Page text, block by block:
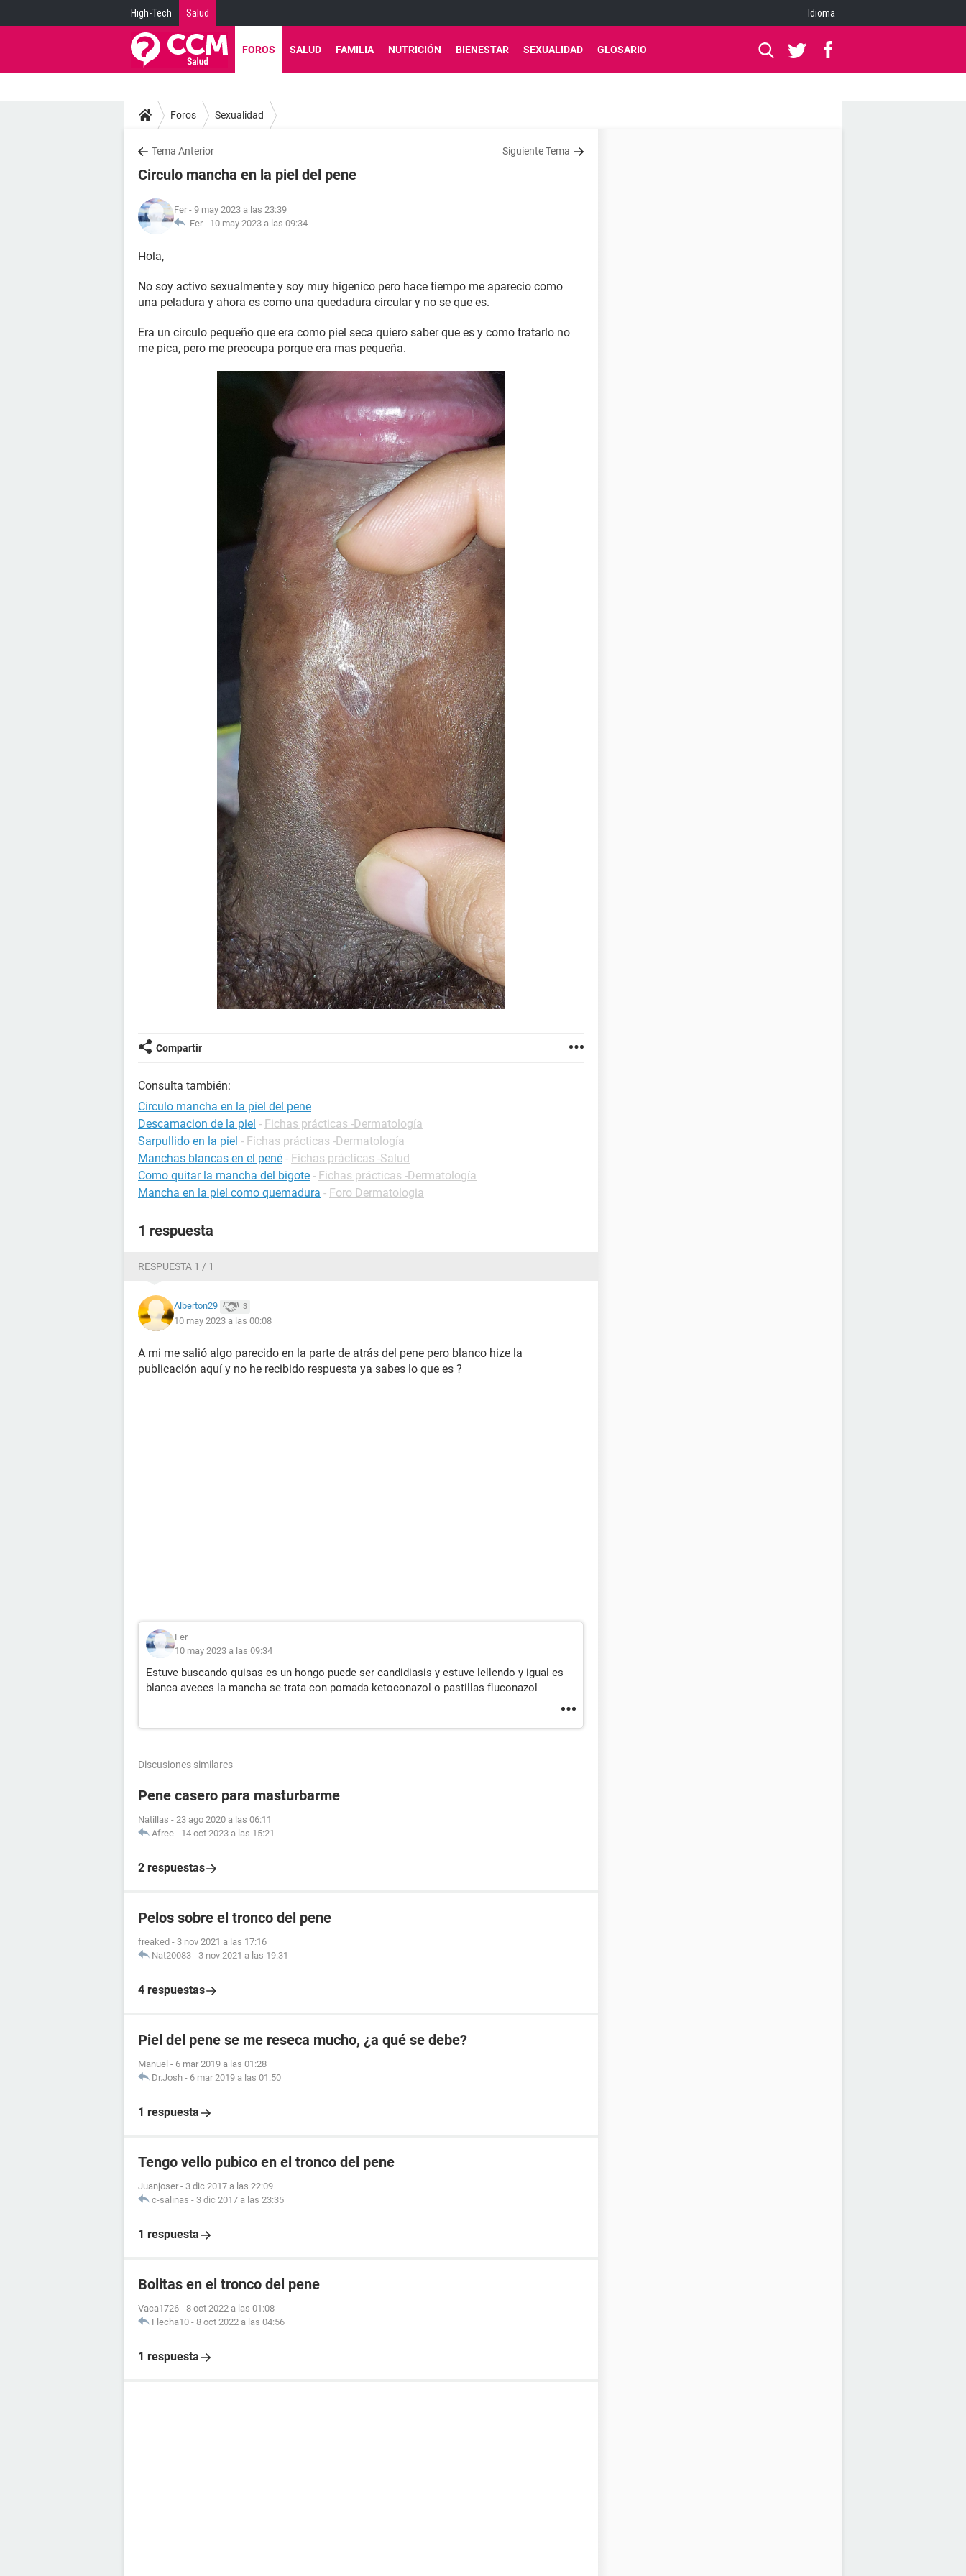
High-Tech Salud Idioma
FOROS SALUD FAMILIA NUTRICIÓN BIENESTAR SEXUALIDAD GLOSARIO
Foros Sexualidad
Tema Anterior Siguiente Tema
Circulo mancha en la piel del pene
Fer - 9 may 2023 a las 23:39
Fer - 10 may 2023 a las 09:34
Hola,
No soy activo sexualmente y soy muy higenico pero hace tiempo me aparecio como
una peladura y ahora es como una quedadura circular y no se que es.
Era un circulo pequeño que era como piel seca quiero saber que es y como tratarlo no
me pica, pero me preocupa porque era mas pequeña.
Compartir
Consulta también:
Circulo mancha en la piel del pene
Descamacion de la piel - Fichas prácticas -Dermatología
Sarpullido en la piel - Fichas prácticas -Dermatología
Manchas blancas en el pené - Fichas prácticas -Salud
Como quitar la mancha del bigote - Fichas prácticas -Dermatología
Mancha en la piel como quemadura - Foro Dermatologia
1 respuesta
RESPUESTA 1 / 1
Alberton29 3
10 may 2023 a las 00:08
A mi me salió algo parecido en la parte de atrás del pene pero blanco hize la
publicación aquí y no he recibido respuesta ya sabes lo que es ?
Fer
10 may 2023 a las 09:34
Estuve buscando quisas es un hongo puede ser candidiasis y estuve lellendo y igual es
blanca aveces la mancha se trata con pomada ketoconazol o pastillas fluconazol
Discusiones similares
Pene casero para masturbarme
Natillas - 23 ago 2020 a las 06:11
Afree - 14 oct 2023 a las 15:21
2 respuestas
Pelos sobre el tronco del pene
freaked - 3 nov 2021 a las 17:16
Nat20083 - 3 nov 2021 a las 19:31
4 respuestas
Piel del pene se me reseca mucho, ¿a qué se debe?
Manuel - 6 mar 2019 a las 01:28
Dr.Josh - 6 mar 2019 a las 01:50
1 respuesta
Tengo vello pubico en el tronco del pene
Juanjoser - 3 dic 2017 a las 22:09
c-salinas - 3 dic 2017 a las 23:35
1 respuesta
Bolitas en el tronco del pene
Vaca1726 - 8 oct 2022 a las 01:08
Flecha10 - 8 oct 2022 a las 04:56
1 respuesta